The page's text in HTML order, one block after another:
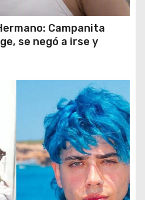
Campanita
se negó a irse y